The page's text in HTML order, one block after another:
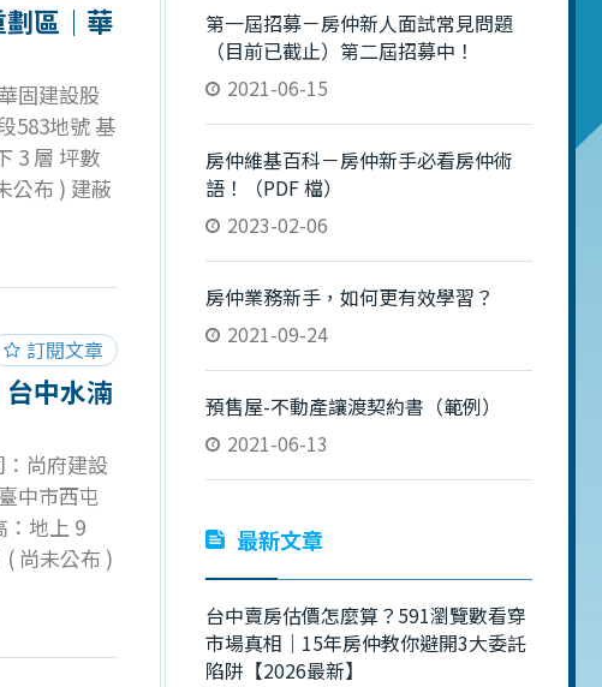
區｜華
固建設股
583地號 基
3 層 坪數
公布 ) 建蔽
土地使用
，約大樓
蹤與更
訂閱文章
中水湳
尚府建設
中市西屯
：地上 9
尚未公布 )
計完
段空拍
出的陸府創
第一屆招募－房仲新人面試常見問題
（目前已截止）第二屆招募中！
2021-06-15
房仲維基百科－房仲新手必看房仲術
語！（PDF 檔）
2023-02-06
房仲業務新手，如何更有效學習？
2021-09-24
預售屋-不動產讓渡契約書（範例）
2021-06-13
最新文章
台中賣房估價怎麼算？591瀏覽數看穿
市場真相｜15年房仲教你避開3大委託
陷阱【2026最新】